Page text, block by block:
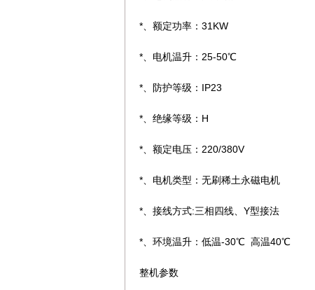
*、额定功率：31KW
*、电机温升：25-50℃
*、防护等级：IP23
*、绝缘等级：H
*、额定电压：220/380V
*、电机类型：无刷稀土永磁电机
*、接线方式:三相四线、Y型接法
*、环境温升：低温-30℃ 高温40℃
整机参数